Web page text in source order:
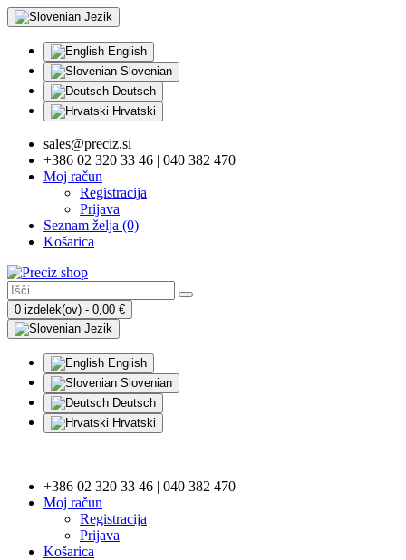
Jezik
English
Slovenian
Deutsch
Hrvatski
sales@preciz.si
+386 02 320 33 46 | 040 382 470
Moj račun
Registracija
Prijava
Seznam želja (0)
Košarica
0 izdelek(ov) - 0,00 €
Jezik
English
Slovenian
Deutsch
Hrvatski
+386 02 320 33 46 | 040 382 470
Moj račun
Registracija
Prijava
Košarica